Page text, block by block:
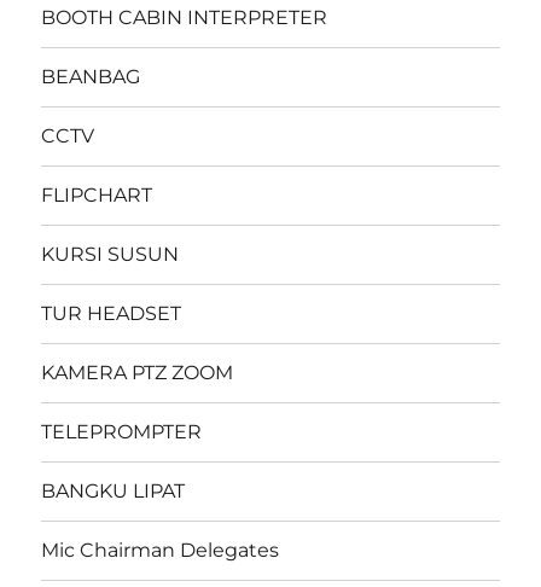
BOOTH CABIN INTERPRETER
BEANBAG
CCTV
FLIPCHART
KURSI SUSUN
TUR HEADSET
KAMERA PTZ ZOOM
TELEPROMPTER
BANGKU LIPAT
Mic Chairman Delegates